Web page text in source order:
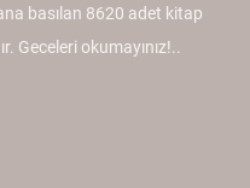
basılan 8620 adet kitap
Geceleri okumayınız!..